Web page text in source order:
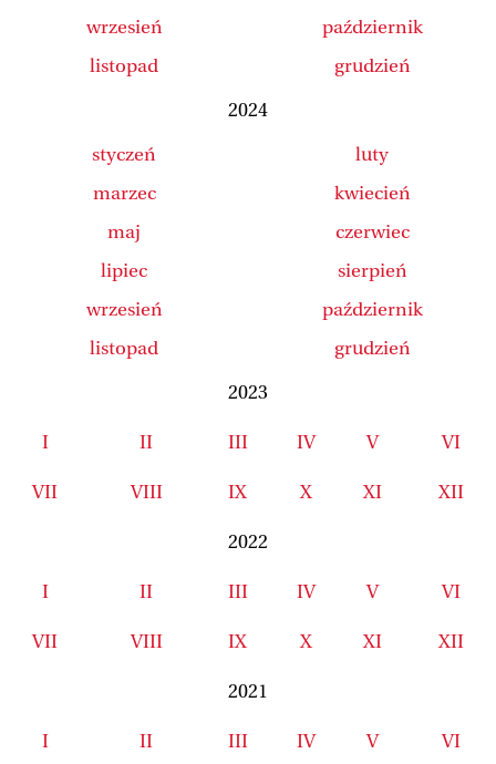
wrzesień
październik
listopad
grudzień
2024
styczeń
luty
marzec
kwiecień
maj
czerwiec
lipiec
sierpień
wrzesień
październik
listopad
grudzień
2023
I II III IV V VI
VII VIII IX X XI XII
2022
I II III IV V VI
VII VIII IX X XI XII
2021
I II III IV V VI